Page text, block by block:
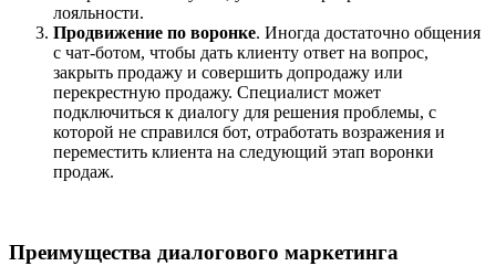
лояльности.
Продвижение по воронке. Иногда достаточно общения
с чат-ботом, чтобы дать клиенту ответ на вопрос,
закрыть продажу и совершить допродажу или
перекрестную продажу. Специалист может
подключиться к диалогу для решения проблемы, с
которой не справился бот, отработать возражения и
переместить клиента на следующий этап воронки
продаж.
Преимущества диалогового маркетинга